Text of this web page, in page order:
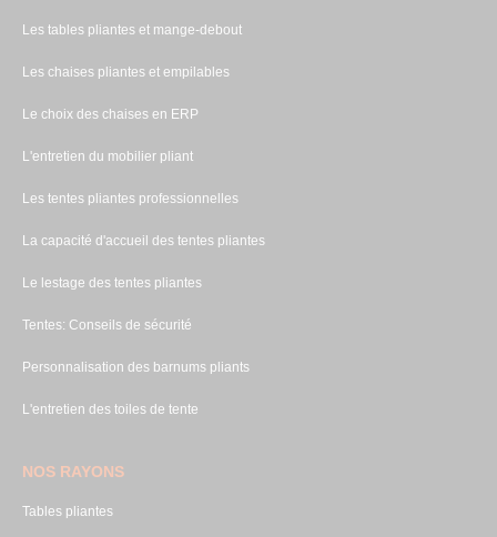
Les tables pliantes et mange-debout
Les chaises pliantes et empilables
Le choix des chaises en ERP
L'entretien du mobilier pliant
Les tentes pliantes professionnelles
La capacité d'accueil des tentes pliantes
Le lestage des tentes pliantes
Tentes: Conseils de sécurité
Personnalisation des barnums pliants
L'entretien des toiles de tente
NOS RAYONS
Tables pliantes